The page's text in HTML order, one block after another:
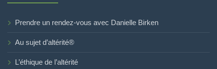
Prendre un rendez-vous avec Danielle Birken
Au sujet d’altérité®
L’éthique de l’altérité